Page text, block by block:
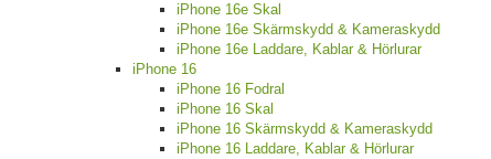
iPhone 16e Skal
iPhone 16e Skärmskydd & Kameraskydd
iPhone 16e Laddare, Kablar & Hörlurar
iPhone 16
iPhone 16 Fodral
iPhone 16 Skal
iPhone 16 Skärmskydd & Kameraskydd
iPhone 16 Laddare, Kablar & Hörlurar